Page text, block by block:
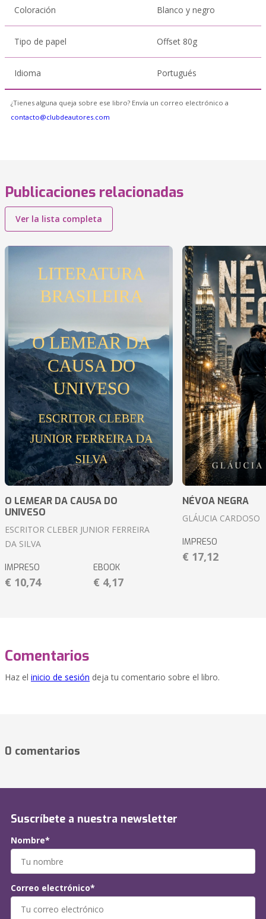
Coloración Blanco y negro
Tipo de papel Offset 80g
Idioma Portugués
¿Tienes alguna queja sobre ese libro? Envía un correo electrónico a
contacto@clubdeautores.com
Publicaciones relacionadas
Ver la lista completa
O LEMEAR DA CAUSA DO
UNIVESO
ESCRITOR CLEBER JUNIOR FERREIRA
DA SILVA
IMPRESO
€ 10,74
EBOOK
€ 4,17
NÉVOA NEGRA
GLÁUCIA CARDOSO
IMPRESO
€ 17,12
Comentarios
Haz el inicio de sesión deja tu comentario sobre el libro.
0 comentarios
Suscríbete a nuestra newsletter
Nombre*
Correo electrónico*